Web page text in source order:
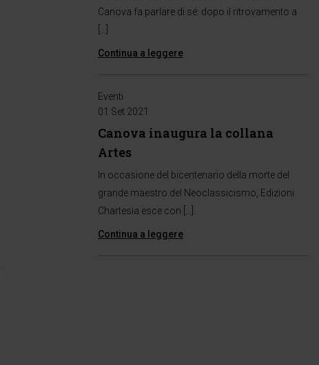
Canova fa parlare di sé: dopo il ritrovamento a
Continua a leggere
Eventi
01 Set 2021
Canova inaugura la collana
Artes
In occasione del bicentenario della morte del
grande maestro del Neoclassicismo, Edizioni
Chartesia esce con […]
Continua a leggere